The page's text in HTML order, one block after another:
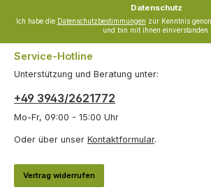
Datenschutz
Ich habe die Datenschutzbestimmungen zur Kenntnis
und bin mit ihnen einverstanden.
Service-Hotline
Unterstützung und Beratung unter:
+49 3943/2621772
Mo-Fr, 09:00 - 15:00 Uhr
Oder über unser Kontaktformular.
Vertrag widerrufen